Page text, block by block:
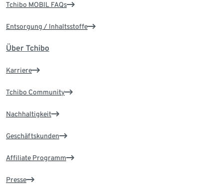
Tchibo MOBIL FAQs
Entsorgung / Inhaltsstoffe
Über Tchibo
Karriere
Tchibo Community
Nachhaltigkeit
Geschäftskunden
Affiliate Programm
Presse